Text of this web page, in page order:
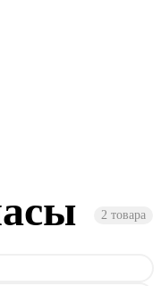
2 товара